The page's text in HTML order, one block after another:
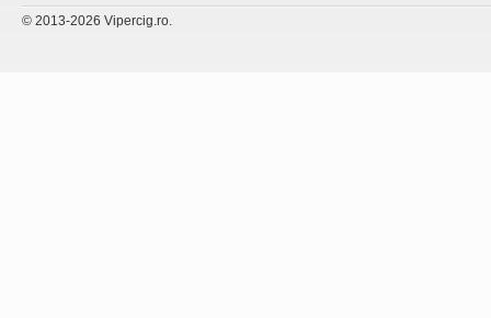
© 2013-2026 Vipercig.ro.